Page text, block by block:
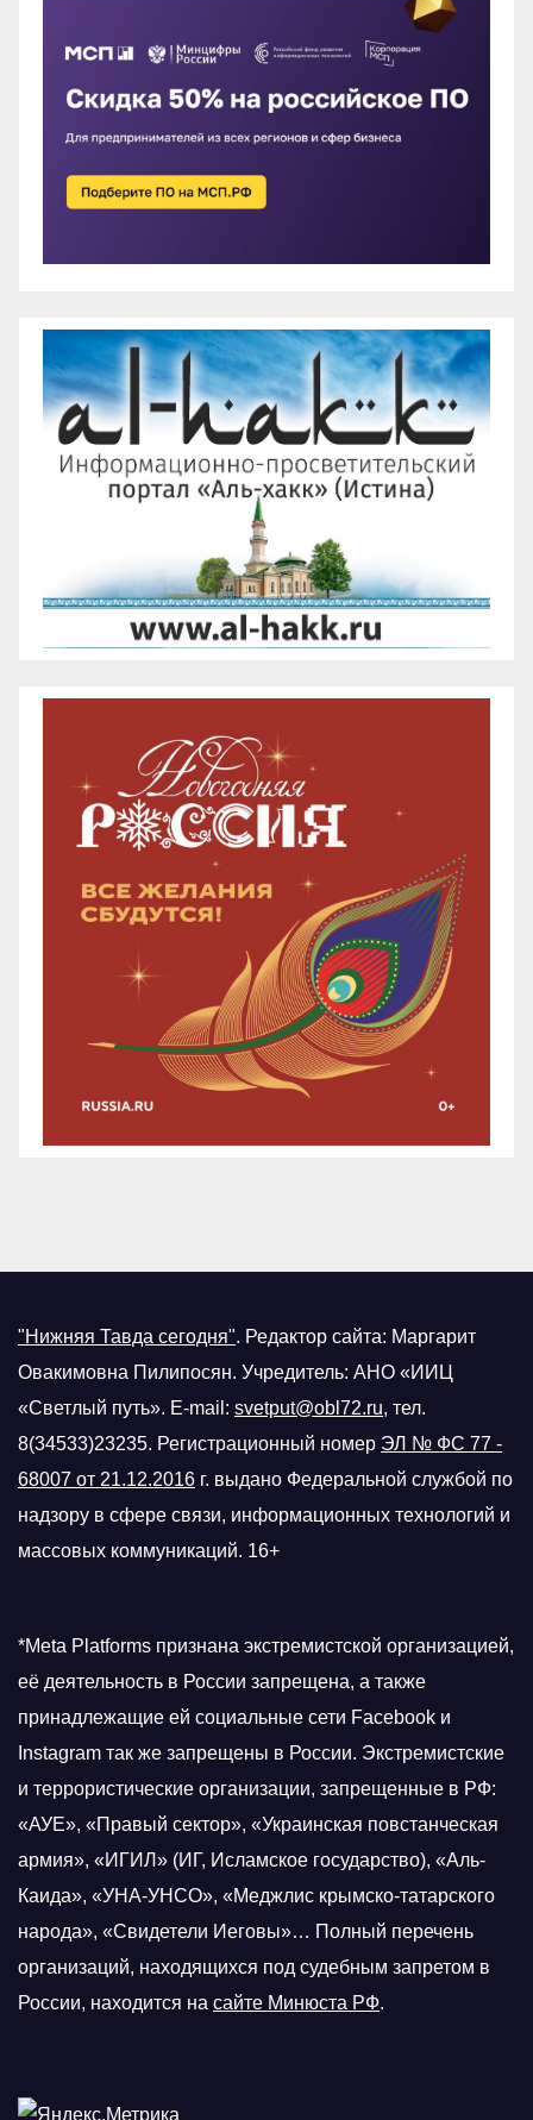
"Нижняя Тавда сегодня". Редактор сайта: Маргарит
Овакимовна Пилипосян. Учредитель: АНО «ИИЦ
«Светлый путь». E-mail: svetput@obl72.ru, тел.
8(34533)23235. Регистрационный номер ЭЛ № ФС 77 -
68007 от 21.12.2016 г. выдано Федеральной службой по
надзору в сфере связи, информационных технологий и
массовых коммуникаций. 16+
*Meta Platforms признана экстремистской организацией,
её деятельность в России запрещена, а также
принадлежащие ей социальные сети Facebook и
Instagram так же запрещены в России. Экстремистские
и террористические организации, запрещенные в РФ:
«АУЕ», «Правый сектор», «Украинская повстанческая
армия», «ИГИЛ» (ИГ, Исламское государство), «Аль-
Каида», «УНА-УНСО», «Меджлис крымско-татарского
народа», «Свидетели Иеговы»… Полный перечень
организаций, находящихся под судебным запретом в
России, находится на сайте Минюста РФ.